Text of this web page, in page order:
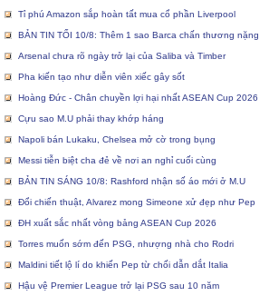
Tỉ phú Amazon sắp hoàn tất mua cổ phần Liverpool
BẢN TIN TỐI 10/8: Thêm 1 sao Barca chấn thương nặng
Arsenal chưa rõ ngày trở lại của Saliba và Timber
Pha kiến tạo như diễn viên xiếc gây sốt
Hoàng Đức - Chân chuyền lợi hại nhất ASEAN Cup 2026
Cựu sao M.U phải thay khớp háng
Napoli bán Lukaku, Chelsea mở cờ trong bụng
Messi tiễn biệt cha đẻ về nơi an nghỉ cuối cùng
BẢN TIN SÁNG 10/8: Rashford nhận số áo mới ở M.U
Đổi chiến thuật, Alvarez mong Simeone xử đẹp như Pep
ĐH xuất sắc nhất vòng bảng ASEAN Cup 2026
Torres muốn sớm đến PSG, nhượng nhà cho Rodri
Maldini tiết lộ lí do khiến Pep từ chối dẫn dắt Italia
Hậu vệ Premier League trở lại PSG sau 10 năm